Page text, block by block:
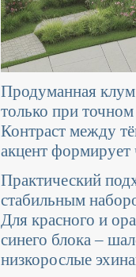
Продуманная
только при
Контраст между
акцент формирует
Практический
стабильным
Для красного и
синего блока –
низкорослые